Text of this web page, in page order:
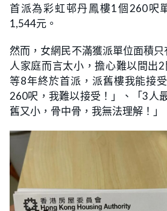
首派為彩虹邨丹鳳樓1個260呎
1,544元。
然而，女網民不滿獲派單位面積
人家庭而言太小，擔心難以間出
等8年終於首派，派舊樓我能接
260呎，我難以接受！」、「3人
舊又小，骨中骨，我無法理解！」